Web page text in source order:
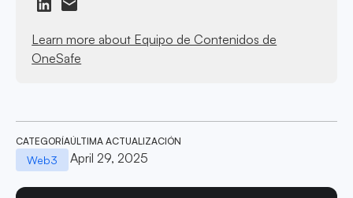
Learn more about Equipo de Contenidos de
OneSafe
CATEGORÍA
Web3
ÚLTIMA ACTUALIZACIÓN
April 29, 2025